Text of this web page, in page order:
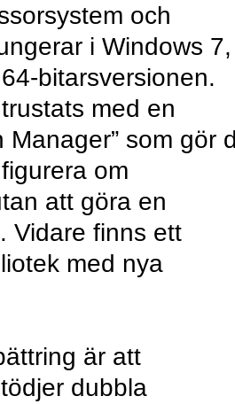
och
i Windows 7,
bitarsversionen.
med en
Manager” som gör
om
att göra en
Vidare finns ett
med nya
är att
dubbla